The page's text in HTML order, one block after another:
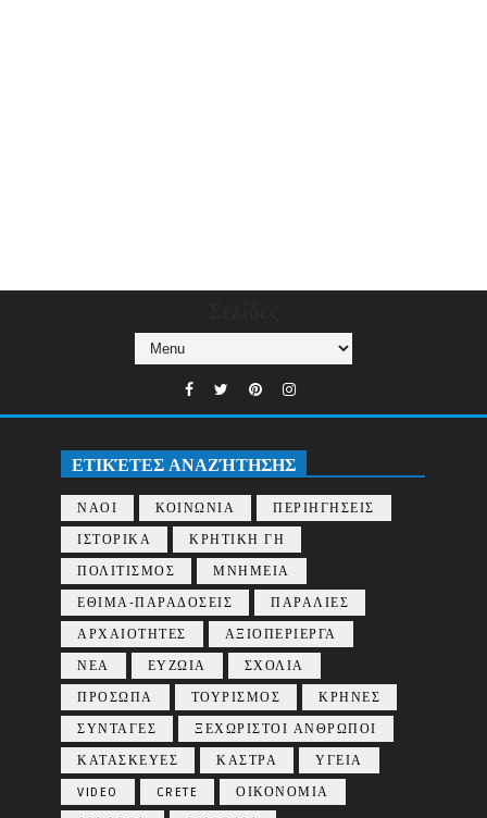
ΕΤΙΚΈΤΕΣ ΑΝΑΖΉΤΗΣΗΣ
ΝΑΟΙ ΚΟΙΝΩΝΙΑ
ΠΕΡΙΗΓΗΣΕΙΣ
ΙΣΤΟΡΙΚΑ
ΚΡΗΤΙΚΗ ΓΗ
ΠΟΛΙΤΙΣΜΟΣ
ΜΝΗΜΕΙΑ
ΕΘΙΜΑ-ΠΑΡΑΔΟΣΕΙΣ
ΠΑΡΑΛΙΕΣ
ΑΡΧΑΙΟΤΗΤΕΣ
ΑΞΙΟΠΕΡΙΕΡΓΑ
ΝΕΑ
ΕΥΖΩΙΑ
ΣΧΟΛΙΑ
ΠΡΟΣΩΠΑ
ΤΟΥΡΙΣΜΟΣ
ΚΡΗΝΕΣ
ΣΥΝΤΑΓΕΣ
ΞΕΧΩΡΙΣΤΟΙ ΑΝΘΡΩΠΟΙ
ΚΑΤΑΣΚΕΥΕΣ
ΚΑΣΤΡΑ
ΥΓΕΙΑ
VIDEO
CRETE
ΟΙΚΟΝΟΜΙΑ